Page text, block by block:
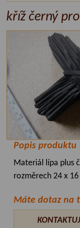
kříž černý
Popis produktu
Materiál lípa plus
rozměrech 24 x
Máte dotaz na